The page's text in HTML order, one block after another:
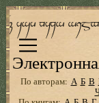
По авторам: А Б В